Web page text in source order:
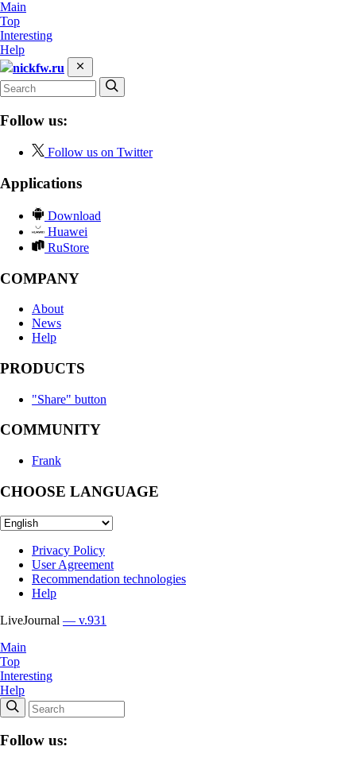
Main
Top
Interesting
Help
nickfw.ru
Follow us:
Follow us on Twitter
Applications
Download
Huawei
RuStore
COMPANY
About
News
Help
PRODUCTS
"Share" button
COMMUNITY
Frank
CHOOSE LANGUAGE
Privacy Policy
User Agreement
Recommendation technologies
Help
LiveJournal — v.931
Main
Top
Interesting
Help
Follow us: